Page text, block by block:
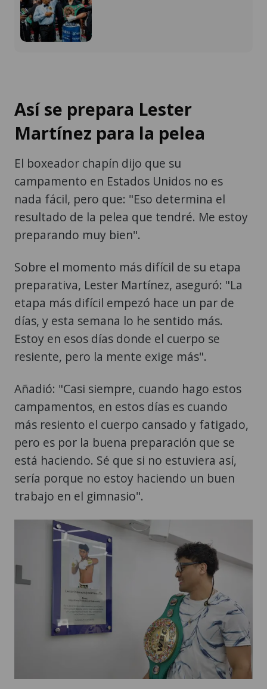
Así se prepara Lester
Martínez para la pelea
El boxeador chapín dijo que su
campamento en Estados Unidos no es
nada fácil, pero que: "Eso determina el
resultado de la pelea que tendré. Me estoy
preparando muy bien".
Sobre el momento más difícil de su etapa
preparativa, Lester Martínez, aseguró: "La
etapa más difícil empezó hace un par de
días, y esta semana lo he sentido más.
Estoy en esos días donde el cuerpo se
resiente, pero la mente exige más".
Añadió: "Casi siempre, cuando hago estos
campamentos, en estos días es cuando
más resiento el cuerpo cansado y fatigado,
pero es por la buena preparación que se
está haciendo. Sé que si no estuviera así,
sería porque no estoy haciendo un buen
trabajo en el gimnasio".